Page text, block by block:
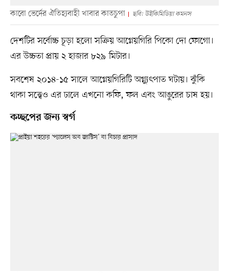
কাবো ভের্দের ঐতিহ্যবাহী খাবার কাতচুপা ছবি: উইকিমিডিয়া কমনস
দেশটির সর্বোচ্চ চূড়া হলো সক্রিয় আগ্নেয়গিরি পিকো দো ফোগো।
এর উচ্চতা প্রায় ২ হাজার ৮২৯ মিটার।
সবশেষ ২০১৪-১৫ সালে আগ্নেয়গিরিটি অগ্ন্যুৎপাত ঘটায়। ঝুঁকি
থাকা সত্ত্বেও এর ঢালে এখনো কফি, ফল এবং আঙুরের চাষ হয়।
কচ্ছপের জন্য স্বর্গ